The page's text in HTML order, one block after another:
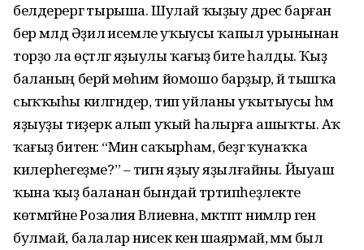
белдерергә тырыша. Шулай ҡыҙыу дәрес барған
бер мәлдә Әҙилә исемле уҡыусы ҡапыл урынынан
торҙо ла өҫтәлгә яҙыулы ҡағыҙ бите һалды. Ҡыҙ
баланың берәй мөһим йомошо барҙыр, йә тышҡа
сыҡҡыһы килгәндер, тип уйланы уҡытыусы һәм
яҙыуҙы тиҙерәк алып уҡый һалырға ашыҡты. Аҡ
ҡағыҙ битенә: “Мин саҡырһам, беҙгә ҡунаҡҡа
килерһегеҙме?” – тигән яҙыу яҙылғайны. Йыуаш
ҡына ҡыҙ баланан бындай тәртипһеҙлекте
көтмәгәйне Розалия Вәлиевна, мәктәптә нимәләр генә
булмай, балалар нисек кенә шаярмай, әммә был